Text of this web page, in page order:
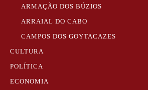
ARMAÇÃO DOS BÚZIOS
ARRAIAL DO CABO
CAMPOS DOS GOYTACAZES
CULTURA
POLÍTICA
ECONOMIA